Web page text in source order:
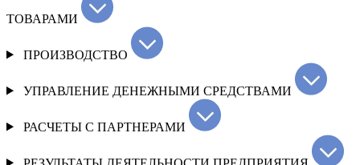
ТОВАРАМИ
ПРОИЗВОДСТВО
УПРАВЛЕНИЕ ДЕНЕЖНЫМИ СРЕДСТВАМИ
РАСЧЕТЫ С ПАРТНЕРАМИ